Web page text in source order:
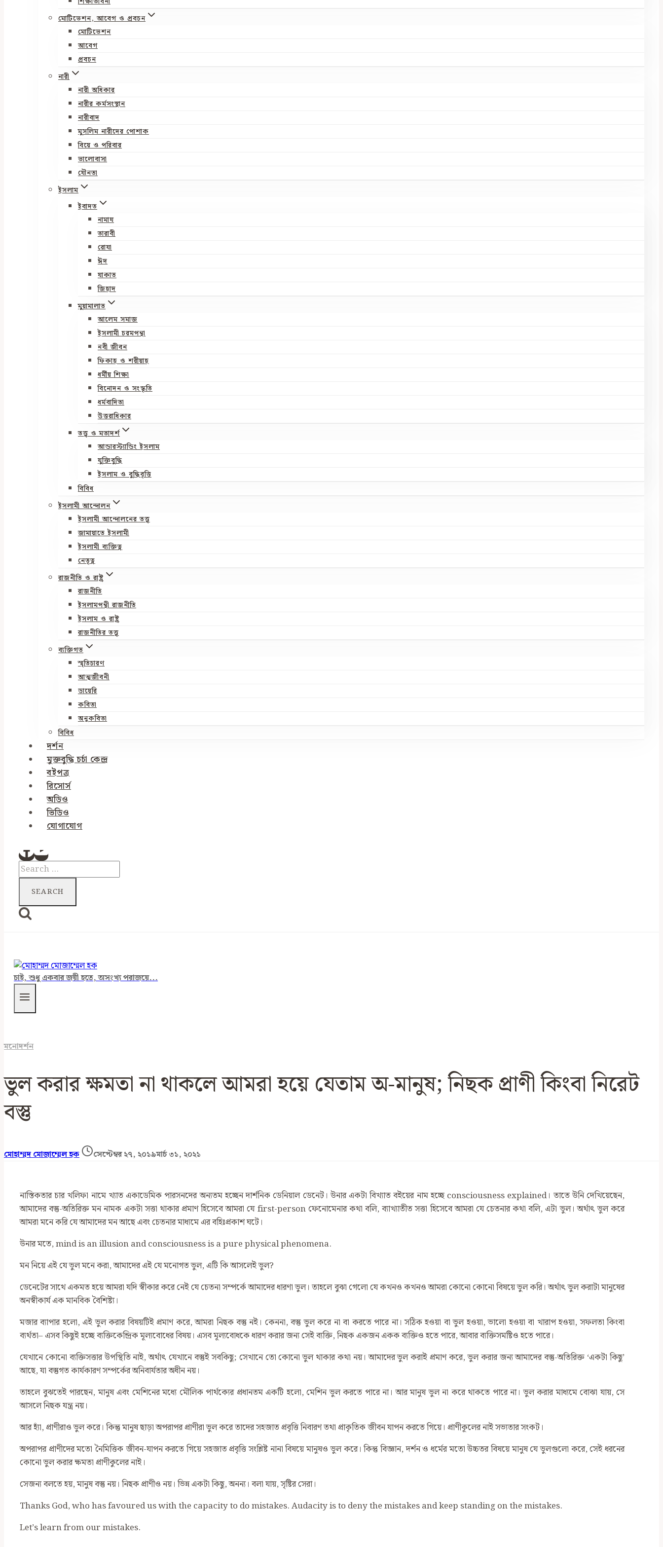
মোটিভেশন, আবেগ ও প্রবচন
মোটিভেশন
আবেগ
প্রবচন
নারী
নারী অধিকার
নারীর কর্মসংস্থান
নারীবাদ
মুসলিম নারীদের পোশাক
বিয়ে ও পরিবার
ভালোবাসা
যৌনতা
ইসলাম
ইবাদত
নামায
তারাবী
রোযা
ঈদ
যাকাত
জিহাদ
মুয়ামালাত
আলেম সমাজ
ইসলামী চরমপন্থা
নবী জীবন
ফিকাহ ও শরীয়াহ
ধর্মীয় শিক্ষা
বিনোদন ও সংস্কৃতি
ধর্মবাদিতা
উত্তরাধিকার
তত্ত্ব ও মতাদর্শ
আন্ডারস্ট্যান্ডিং ইসলাম
যুক্তিবুদ্ধি
ইসলাম ও বুদ্ধিবৃত্তি
বিবিধ
ইসলামী আন্দোলন
ইসলামী আন্দোলনের তত্ত্ব
জামায়াতে ইসলামী
ইসলামী ব্যক্তিত্ব
নেতৃত্ব
রাজনীতি ও রাষ্ট্র
রাজনীতি
ইসলামপন্থী রাজনীতি
ইসলাম ও রাষ্ট্র
রাজনীতির তত্ত্ব
ব্যক্তিগত
স্মৃতিচারণ
আত্মজীবনী
ডায়েরি
কবিতা
অনুকবিতা
বিবিধ
দর্শন
মুক্তবুদ্ধি চর্চা কেন্দ্র
বইপত্র
রিসোর্স
অডিও
ভিডিও
যোগাযোগ
Search
for:
চাই, শুধু একবার জয়ী হতে, অসংখ্য পরাজয়ে...
মনোদর্শন
ভুল করার ক্ষমতা না থাকলে আমরা হয়ে যেতাম অ-মানুষ; নিছক প্রাণী কিংবা নিরেট
বস্তু
মোহাম্মদ মোজাম্মেল হক সেপ্টেম্বর ২৭, ২০১৯মার্চ ৩১, ২০২১
নাস্তিকতার চার খলিফা নামে খ্যাত একাডেমিক পারসনদের অন্যতম হচ্ছেন দার্শনিক ডেনিয়াল ডেনেট। উনার একটা বিখ্যাত বইয়ের নাম হচ্ছে consciousness explained। তাতে উনি দেখিয়েছেন,
আমাদের বস্তু-অতিরিক্ত মন নামক একটা সত্তা থাকার প্রমাণ হিসেবে আমরা যে first-person ফেনোমেনার কথা বলি, ব্যাখ্যাতীত সত্তা হিসেবে আমরা যে চেতনার কথা বলি, এটা ভুল। অর্থাৎ ভুল করে
আমরা মনে করি যে আমাদের মন আছে এবং চেতনার মাধ্যমে এর বহিঃপ্রকাশ ঘটে।
উনার মতে, mind is an illusion and consciousness is a pure physical phenomena.
মন নিয়ে এই যে ভুল মনে করা, আমাদের এই যে মনোগত ভুল, এটি কি আসলেই ভুল?
ডেনেটের সাথে একমত হয়ে আমরা যদি স্বীকার করে নেই যে চেতনা সম্পর্কে আমাদের ধারণা ভুল। তাহলে বুঝা গেলো যে কখনও কখনও আমরা কোনো কোনো বিষয়ে ভুল করি। অর্থাৎ ভুল করাটা মানুষের
অনস্বীকার্য এক মানবিক বৈশিষ্ট্য।
মজার ব্যাপার হলো, এই ভুল করার বিষয়টিই প্রমাণ করে, আমরা নিছক বস্তু নই। কেননা, বস্তু ভুল করে না বা করতে পারে না। সঠিক হওয়া বা ভুল হওয়া, ভালো হওয়া বা খারাপ হওয়া, সফলতা কিংবা
ব্যর্থতা– এসব কিছুই হচ্ছে ব্যক্তিকেন্দ্রিক মূল্যবোধের বিষয়। এসব মূল্যবোধকে ধারণ করার জন্য সেই ব্যক্তি, নিছক একজন একক ব্যক্তিও হতে পারে, আবার ব্যক্তিসমষ্টিও হতে পারে।
যেখানে কোনো ব্যক্তিসত্তার উপস্থিতি নাই, অর্থাৎ যেখানে বস্তুই সবকিছু; সেখানে তো কোনো ভুল থাকার কথা নয়। আমাদের ভুল করাই প্রমাণ করে, ভুল করার জন্য আমাদের বস্তু-অতিরিক্ত ‘একটা কিছু’
আছে, যা বস্তুগত কার্যকারণ সম্পর্কের অনিবার্যতার অধীন নয়।
তাহলে বুঝতেই পারছেন, মানুষ এবং মেশিনের মধ্যে মৌলিক পার্থক্যের প্রধানতম একটি হলো, মেশিন ভুল করতে পারে না। আর মানুষ ভুল না করে থাকতে পারে না। ভুল করার মাধ্যমে বোঝা যায়, সে
আসলে নিছক যন্ত্র নয়।
আর হ্যাঁ, প্রাণীরাও ভুল করে। কিন্তু মানুষ ছাড়া অপরাপর প্রাণীরা ভুল করে তাদের সহজাত প্রবৃত্তি নিবারণ তথা প্রাকৃতিক জীবন যাপন করতে গিয়ে। প্রাণীকূলের নাই সভ্যতার সংকট।
অপরাপর প্রাণীদের মতো নৈমিত্তিক জীবন-যাপন করতে গিয়ে সহজাত প্রবৃত্তি সংশ্লিষ্ট নানা বিষয়ে মানুষও ভুল করে। কিন্তু বিজ্ঞান, দর্শন ও ধর্মের মতো উচ্চতর বিষয়ে মানুষ যে ভুলগুলো করে, সেই ধরনের
কোনো ভুল করার ক্ষমতা প্রাণীকুলের নাই।
সেজন্য বলতে হয়, মানুষ বস্তু নয়। নিছক প্রাণীও নয়। ভিন্ন একটা কিছু, অনন্য। বলা যায়, সৃষ্টির সেরা।
Thanks God, who has favoured us with the capacity to do mistakes. Audacity is to deny the mistakes and keep standing on the mistakes.
Let’s learn from our mistakes.